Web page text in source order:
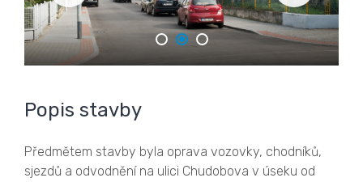
Popis stavby
Předmětem stavby byla oprava vozovky, chodníků,
sjezdů a odvodnění na ulici Chudobova v úseku od